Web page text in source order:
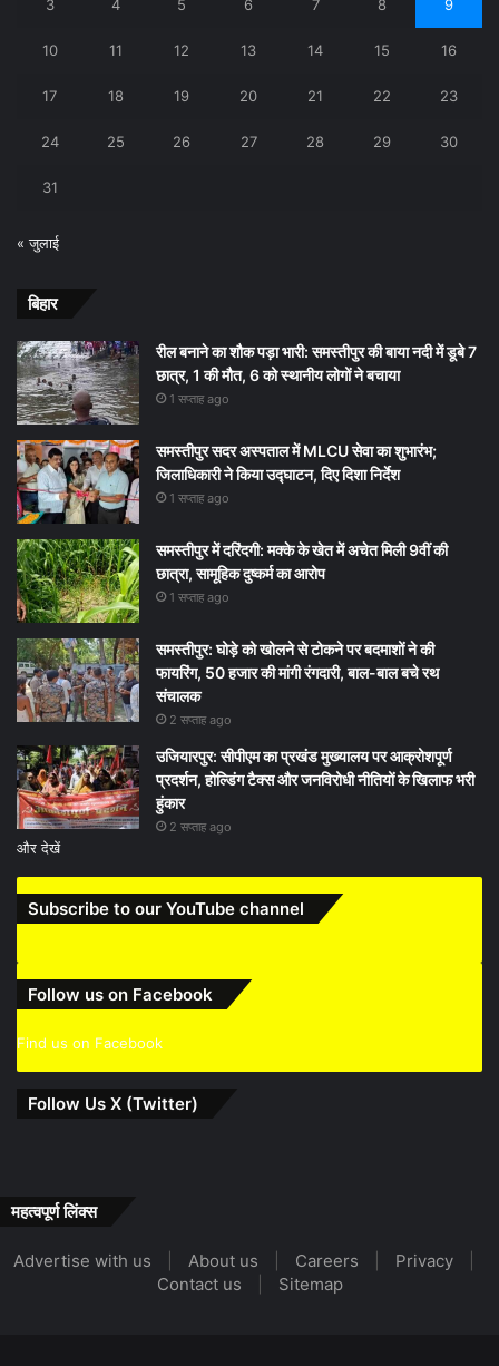
3 4 5 6 7 8 9
10 11 12 13 14 15 16
17 18 19 20 21 22 23
24 25 26 27 28 29 30
31
« जुलाई
बिहार
रील बनाने का शौक पड़ा भारी: समस्तीपुर की बाया नदी में डूबे 7
छात्र, 1 की मौत, 6 को स्थानीय लोगों ने बचाया
1 सप्ताह ago
समस्तीपुर सदर अस्पताल में MLCU सेवा का शुभारंभ;
जिलाधिकारी ने किया उद्घाटन, दिए दिशा निर्देश
1 सप्ताह ago
समस्तीपुर में दरिंदगी: मक्के के खेत में अचेत मिली 9वीं की
छात्रा, सामूहिक दुष्कर्म का आरोप
1 सप्ताह ago
समस्तीपुर: घोड़े को खोलने से टोकने पर बदमाशों ने की
फायरिंग, 50 हजार की मांगी रंगदारी, बाल-बाल बचे रथ
संचालक
2 सप्ताह ago
उजियारपुर: सीपीएम का प्रखंड मुख्यालय पर आक्रोशपूर्ण
प्रदर्शन, होल्डिंग टैक्स और जनविरोधी नीतियों के खिलाफ भरी
हुंकार
2 सप्ताह ago
और देखें
Subscribe to our YouTube channel
Follow us on Facebook
Find us on Facebook
Follow Us X (Twitter)
महत्वपूर्ण लिंक्स
Advertise with us About us Careers Privacy
Contact us
Sitemap